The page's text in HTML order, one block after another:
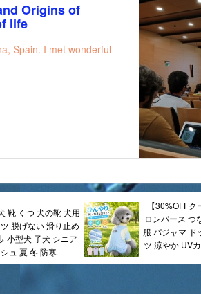
Origins of
life
Spain. I met wonderful
靴 くつ 犬の靴 犬用
脱げない 滑り止め
小型犬 子犬 シニア
ュ 夏 冬 防寒
【30%OFF
ロンパース つ
服 パジャマ ド
ツ 涼やか UV